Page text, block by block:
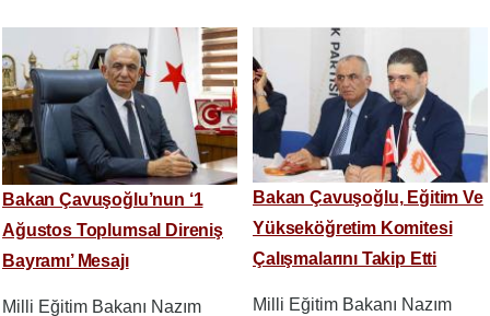
Bakan Çavuşoğlu’nun ‘1
Ağustos Toplumsal Direniş
Bayramı’ Mesajı
Milli Eğitim Bakanı Nazım
Bakan Çavuşoğlu, Eğitim Ve
Yükseköğretim Komitesi
Çalışmalarını Takip Etti
Milli Eğitim Bakanı Nazım